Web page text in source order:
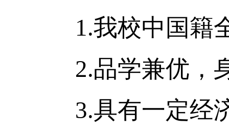
1.我校中国籍
2.品学兼优，
3.具有一定经